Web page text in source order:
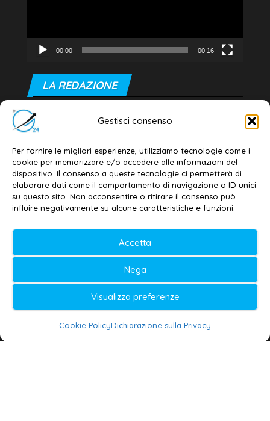
Gestisci consenso
Per fornire le migliori esperienze, utilizziamo tecnologie come i
cookie per memorizzare e/o accedere alle informazioni del
dispositivo. Il consenso a queste tecnologie ci permetterà di
elaborare dati come il comportamento di navigazione o ID unici
su questo sito. Non acconsentire o ritirare il consenso può
influire negativamente su alcune caratteristiche e funzioni.
Accetta
Nega
Visualizza preferenze
Cookie PolicyDichiarazione sulla Privacy
00:00 00:16
LA REDAZIONE
Editore e direttore responsabile:
Dott. Daniele G. Masciullo
Email: redazione@galatina24.it
Contatti –Disclaimer
Privacy policy –Cookie policy
Testata iscritta al n. 11/2020 Registro della
Stampa Tribunale di Lecce
Editore e direttore responsabile:
Daniele G. Masciullo